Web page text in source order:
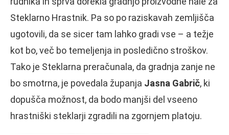
Steklarno Hrastnik. Pa so po raziskavah zemljišča
ugotovili, da se sicer tam lahko gradi vse – a težje
kot bo, več bo temeljenja in posledično stroškov.
Tako je Steklarna preračunala, da gradnja zanje ne
bo smotrna, je povedala županja Jasna Gabrič, ki
dopušča možnost, da bodo manjši del vseeno
hrastniški steklarji zgradili na zgornjem platoju.